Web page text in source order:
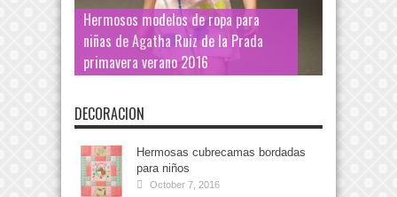
Hermosos modelos de ropa para
niñas de Agatha Ruiz de la Prada
primavera verano 2016
DECORACION
Hermosas cubrecamas bordadas
para niños
October 7, 2016